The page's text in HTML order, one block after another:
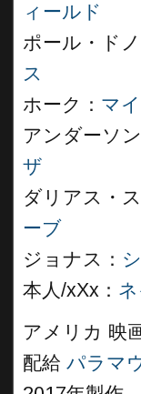
ィールド
ポール・ド
ス
ホーク： マ
アンダーソ
ザ
ダリアス・
ーブ
ジョナス：
本人/xXx：
アメリカ 映
配給 パラマ